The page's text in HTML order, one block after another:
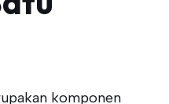
komponen